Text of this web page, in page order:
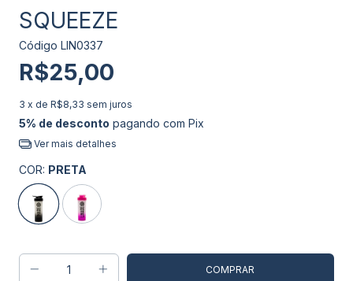
SQUEEZE
Código LIN0337
R$25,00
3 x de R$8,33 sem juros
5% de desconto pagando com Pix
Ver mais detalhes
COR: PRETA